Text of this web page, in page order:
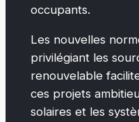
occupants.
Les nouvelles
privilégiant les
renouvelable
ces projets
solaires et les